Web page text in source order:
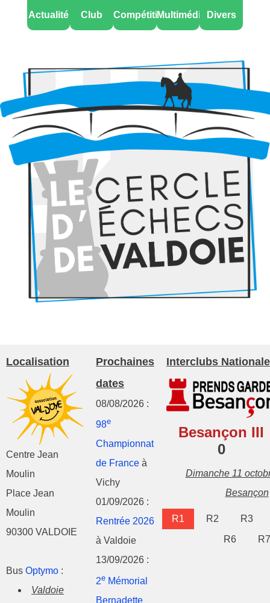
Actualité Club CompétitionsMultimédia Divers
Localisation
Centre Jean
Moulin
Place Jean
Moulin
90300 VALDOIE
Bus Optymo :
Valdoie
Prochaines
dates
08/08/2026 :
98e
Championnat
de France à
Vichy
01/09/2026 :
Rentrée 2026
à Valdoie
13/09/2026 :
2e Mémorial
Bernadette
Interclubs
Besançon III
0
Dimanche 11
Besançon
R1 R2
R3
R6
R7